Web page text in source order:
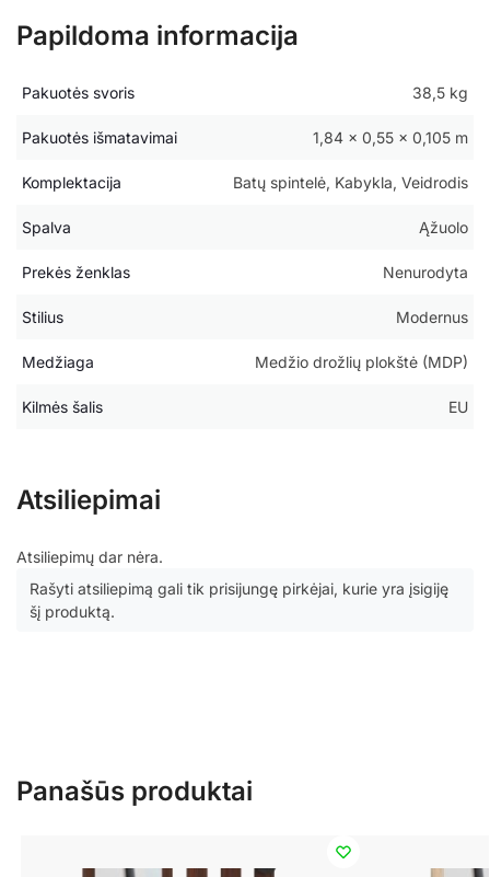
Papildoma informacija
Pakuotės svoris 38,5 kg
Pakuotės išmatavimai 1,84 × 0,55 × 0,105 m
Komplektacija Batų spintelė, Kabykla, Veidrodis
Spalva Ąžuolo
Prekės ženklas Nenurodyta
Stilius Modernus
Medžiaga Medžio drožlių plokštė (MDP)
Kilmės šalis EU
Atsiliepimai
Atsiliepimų dar nėra.
Rašyti atsiliepimą gali tik prisijungę pirkėjai, kurie yra įsigiję
šį produktą.
Panašūs produktai